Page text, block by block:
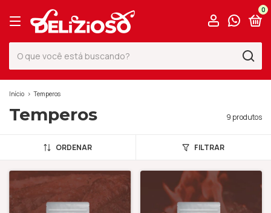
0
Início > Temperos
Temperos 9 produtos
ORDENAR FILTRAR